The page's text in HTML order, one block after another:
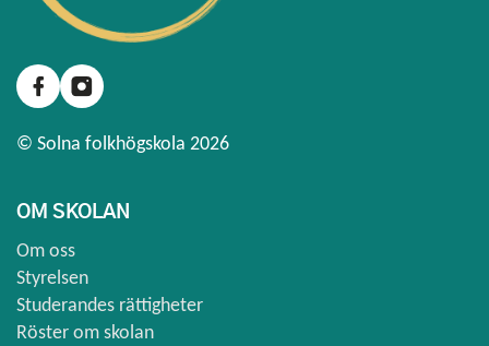
© Solna folkhögskola 2026
OM SKOLAN
Om oss
Styrelsen
Studerandes rättigheter
Röster om skolan